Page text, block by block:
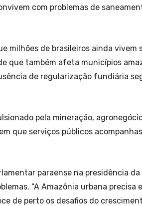
com problemas de
milhões de brasileiros ainda vivem
que também afeta municípios
de regularização fundiária
pela mineração,
que serviços públicos
paraense na presidência da
“A Amazônia urbana precisa
de perto os desafios do